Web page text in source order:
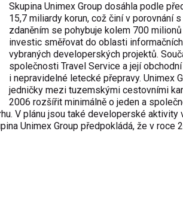
Skupina Unimex Group dosáhla podle
15,7 miliardy korun, což činí v porovnání
zdaněním se pohybuje kolem 700
investic směřovat do oblasti
vybraných developerských projektů.
společnosti Travel Service a její
i nepravidelné letecké přepravy. Unimex
jedničky mezi tuzemskými cestovními
2006 rozšířit minimálně o jeden a
V plánu jsou také developerské
Unimex Group předpokládá, že v